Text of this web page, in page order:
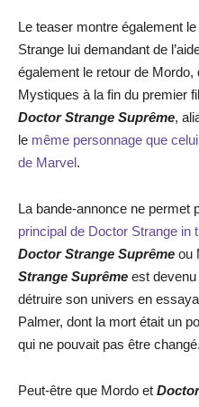
Le teaser montre également
Strange lui demandant de
également le retour de
Mystiques à la fin du premier
Doctor Strange Suprême,
le même personnage que
de Marvel.
La bande-annonce ne permet
principal de Doctor Strange in
Doctor Strange Suprême ou
Strange Suprême est
détruire son univers en
Palmer, dont la mort était un
qui ne pouvait pas être changé.
Peut-être que Mordo et